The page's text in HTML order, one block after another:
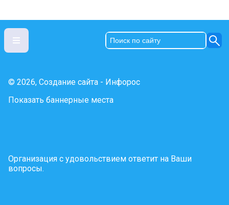
© 2026, Создание сайта - Инфорос
Показать баннерные места
Организация с удовольствием ответит на Ваши
вопросы.